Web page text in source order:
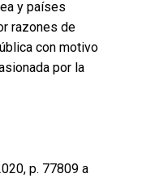
y países
razones de
con motivo
por la
p. 77809 a